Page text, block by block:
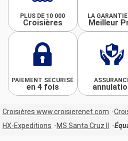
PLUS DE 10 000
Croisières
LA GARANTIE
Meilleur
PAIEMENT SÉCURISÉ
en 4 fois
Croisières www.croisierenet.com
HX-Expeditions
MS Santa Cruz II